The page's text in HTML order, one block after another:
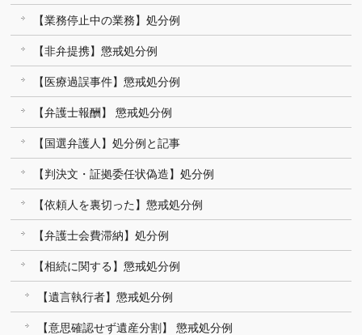
【業務停止中の業務】処分例
【非弁提携】懲戒処分例
【医療過誤事件】懲戒処分例
【弁護士報酬】 懲戒処分例
【国選弁護人】処分例と記事
【判決文・証拠委任状偽造】処分例
【依頼人を裏切った】懲戒処分例
【弁護士会費滞納】処分例
【相続に関する】懲戒処分例
【遺言執行者】懲戒処分例
【意思確認せず遺産分割】 懲戒処分例